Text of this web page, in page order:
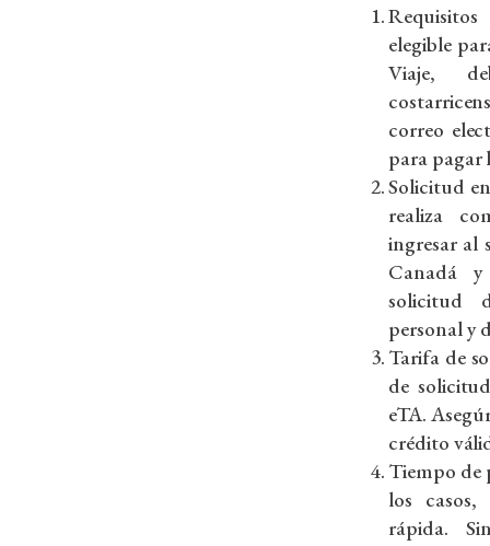
elegible
Viaje,
correo
para pagar
Solicitud
realiza
ingresar al
Canadá
solicitud
personal y
Tarifa de
de
eTA.
crédito
Tiempo de
los
rápida.